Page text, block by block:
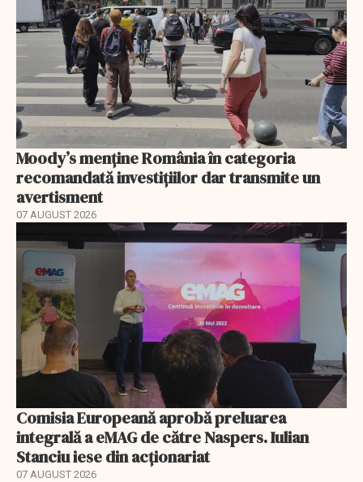
Moody’s menține România în categoria
recomandată investițiilor dar transmite un
avertisment
07 AUGUST 2026
Comisia Europeană aprobă preluarea
integrală a eMAG de către Naspers. Iulian
Stanciu iese din acționariat
07 AUGUST 2026